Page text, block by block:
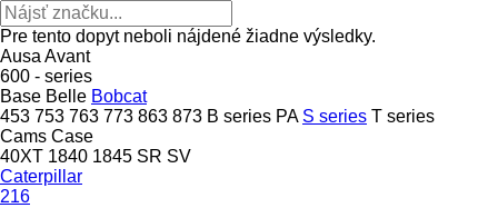
Pre tento dopyt neboli nájdené žiadne výsledky.
Ausa Avant
600 - series
Base Belle Bobcat
453 753 763 773 863 873 B series PA S series T series
Cams Case
40XT 1840 1845 SR SV
Caterpillar
216